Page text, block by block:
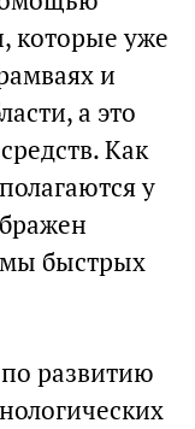
которые уже
и
а это
Как
у
быстрых
развитию